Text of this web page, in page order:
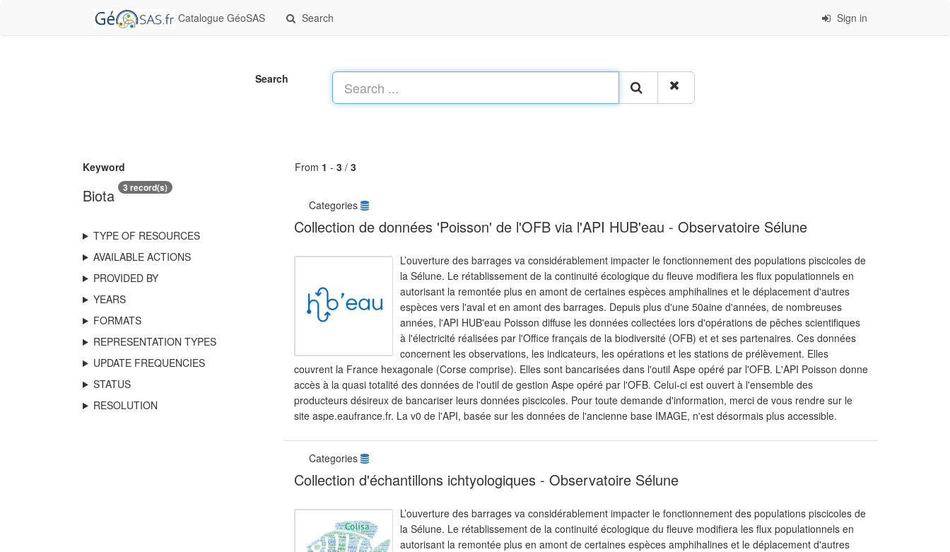
Catalogue GéoSAS Search Sign in
Search
Keyword
Biota 3 record(s)
TYPE OF RESOURCES
AVAILABLE ACTIONS
PROVIDED BY
YEARS
FORMATS
REPRESENTATION TYPES
UPDATE FREQUENCIES
STATUS
RESOLUTION
From 1 - 3 / 3
Categories
Collection de données 'Poisson' de l'OFB via l'API HUB'eau - Observatoire Sélune
L’ouverture des barrages va considérablement impacter le fonctionnement des populations piscicoles de
la Sélune. Le rétablissement de la continuité écologique du fleuve modifiera les flux populationnels en
autorisant la remontée plus en amont de certaines espèces amphihalines et le déplacement d'autres
espèces vers l'aval et en amont des barrages. Depuis plus d'une 50aine d'années, de nombreuses
années, l'API HUB'eau Poisson diffuse les données collectées lors d'opérations de pêches scientifiques
à l'électricité réalisées par l'Office français de la biodiversité (OFB) et et ses partenaires. Ces données
concernent les observations, les indicateurs, les opérations et les stations de prélèvement. Elles
couvrent la France hexagonale (Corse comprise). Elles sont bancarisées dans l'outil Aspe opéré par l'OFB. L'API Poisson donne
accès à la quasi totalité des données de l'outil de gestion Aspe opéré par l'OFB. Celui-ci est ouvert à l'ensemble des
producteurs désireux de bancariser leurs données piscicoles. Pour toute demande d'information, merci de vous rendre sur le
site aspe.eaufrance.fr. La v0 de l'API, basée sur les données de l'ancienne base IMAGE, n'est désormais plus accessible.
Categories
Collection d'échantillons ichtyologiques - Observatoire Sélune
L’ouverture des barrages va considérablement impacter le fonctionnement des populations piscicoles de
la Sélune. Le rétablissement de la continuité écologique du fleuve modifiera les flux populationnels en
autorisant la remontée plus en amont de certaines espèces amphihalines et le déplacement d'autres